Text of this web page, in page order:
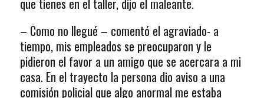
que tienes en el taller, dijo el maleante.
– Como no llegué – comentó el agraviado- a
tiempo, mis empleados se preocuparon y le
pidieron el favor a un amigo que se acercara a mi
casa. En el trayecto la persona dio aviso a una
comisión policial que algo anormal me estaba